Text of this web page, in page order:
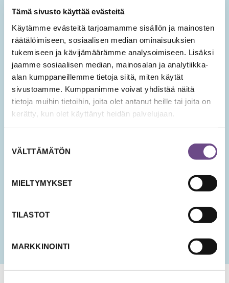
Tämä sivusto käyttää evästeitä
Käytämme evästeitä tarjoamamme sisällön ja mainosten
räätälöimiseen, sosiaalisen median ominaisuuksien
tukemiseen ja kävijämäärämme analysoimiseen. Lisäksi
jaamme sosiaalisen median, mainosalan ja analytiikka-
alan kumppaneillemme tietoja siitä, miten käytät
sivustoamme. Kumppanimme voivat yhdistää näitä
tietoja muihin tietoihin, joita olet antanut heille tai joita on
kerätty, kun olet käyttänyt heidän palvelujaan.
valinta
VÄLTTÄMÄTÖN
MIELTYMYKSET
TILASTOT
MARKKINOINTI
Tilaamalla sähköisen uutiskirjeen saat tietoa sivuston
uusista sisällöistä sekä ajankohtaisista mielen
hyvinvoinnin teemoista.
Tilaa Ikäopisto -uutiset
SÄHKÖPOSTIOSOITE*
Hyväksyn tietojeni tallentamisen ja käsittelyn
KK